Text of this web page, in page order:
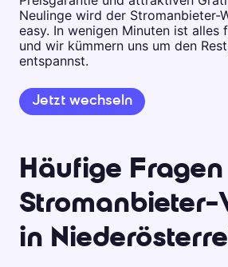
Neulinge wird der Stromanbieter-
easy. In wenigen Minuten ist alles
und wir kümmern uns um den
entspannst.
Jetzt wechseln
Häufige Fragen
Stromanbieter-
in